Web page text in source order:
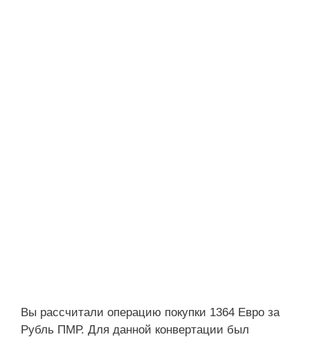
Вы рассчитали операцию покупки 1364 Евро за
Рубль ПМР. Для данной конвертации был